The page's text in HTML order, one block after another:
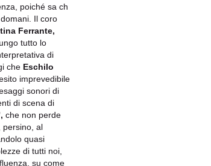
poiché sa ch
Il coro
Ferrante,
tutto lo
di
che Eschilo
imprevedibile
sonori di
di scena di
che non perde
persino, al
quasi
di tutti noi,
su come